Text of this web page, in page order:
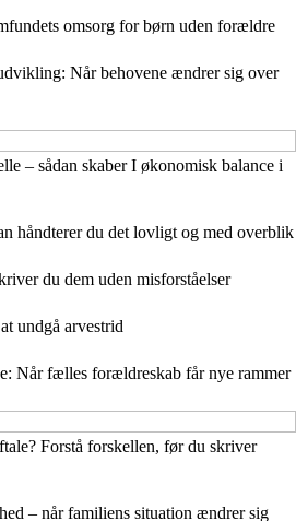
omsorg for børn uden forældre
Når behovene ændrer sig over
– sådan skaber I økonomisk balance i
håndterer du det lovligt og med overblik
du dem uden misforståelser
undgå arvestrid
Når fælles forældreskab får nye rammer
Forstå forskellen, før du skriver
– når familiens situation ændrer sig